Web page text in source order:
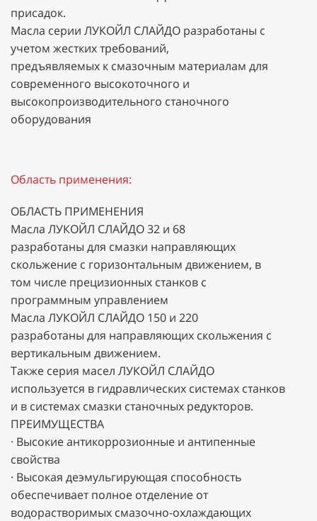
присадок.
Масла серии ЛУКОЙЛ СЛАЙДО разработаны с
учетом жестких требований,
предъявляемых к смазочным материалам для
современного высокоточного и
высокопроизводительного станочного
оборудования
Область применения:
ОБЛАСТЬ ПРИМЕНЕНИЯ
Масла ЛУКОЙЛ СЛАЙДО 32 и 68
разработаны для смазки направляющих
скольжение с горизонтальным движением, в
том числе прецизионных станков с
программным управлением
Масла ЛУКОЙЛ СЛАЙДО 150 и 220
разработаны для направляющих скольжения с
вертикальным движением.
Также серия масел ЛУКОЙЛ СЛАЙДО
используется в гидравлических системах станков
и в системах смазки станочных редукторов.
ПРЕИМУЩЕСТВА
· Высокие антикоррозионные и антипенные
свойства
· Высокая деэмульгирующая способность
обеспечивает полное отделение от
водорастворимых смазочно-охлаждающих